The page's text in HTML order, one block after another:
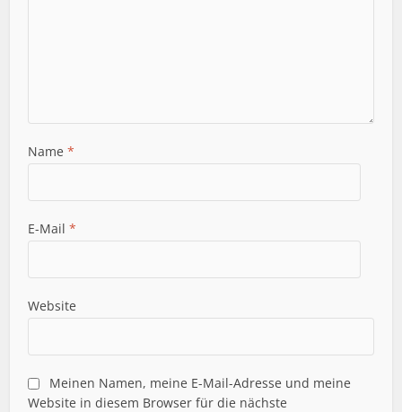
Name*
E-Mail*
Website
Meinen Namen, meine E-Mail-Adresse und meine
Website in diesem Browser für die nächste